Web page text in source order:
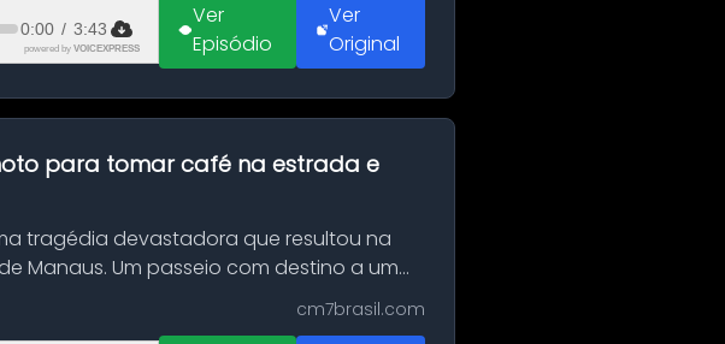
0:00 / 3:43
powered by VOICEXPRESS
Ver
Episódio
Ver
Original
para tomar café na estrada e
tragédia devastadora que resultou na
Manaus. Um passeio com destino a um
cm7brasil.com